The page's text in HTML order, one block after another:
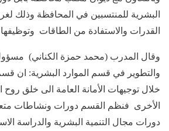
البشرية للمنتسبين في المحافظة وذلك
القدرات والاستفادة من الطاقات
وقال المدرب (محمد حمزة الكناني)
والتطوير في قسم الموارد البشرية: ان
خلال توجيهات الأمانة العامة الى خلق
الأخرى فنظم القسم دورات ونشاطات
دورات مجال التنمية البشرية والدراسة